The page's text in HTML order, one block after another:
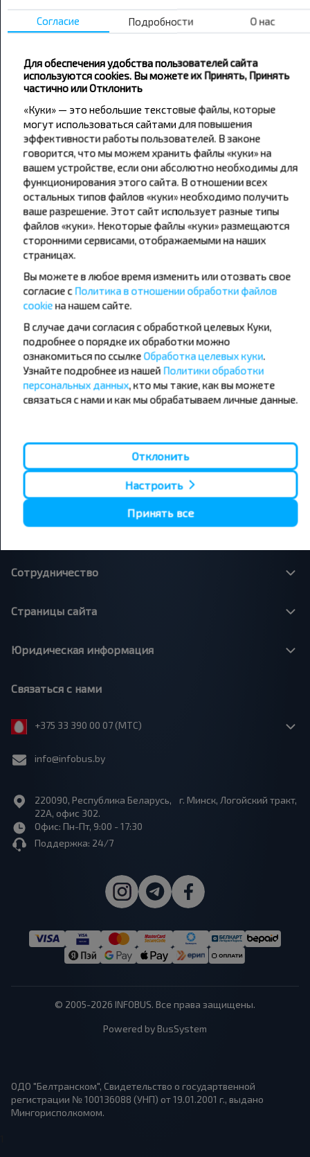
Не пропусти специальные акции, скидки и
другие интересные предложения INFOBUS.
путешествуй с нами дешевле!
Подписаться
Популярные автобусные
направления
Орша - Могилёв
Минск - Несвиж
Минск - Могилёв
Минск - Пинск
Минск - Брест
Минск - Гомель
Минск - Бобруйск
Минск - Барановичи
Брест - Тересполь
Брест - Беловежская Пуща
Брест - Минск
Варшава - Минск
Санкт-Петербург - Минск
Минск - Вильнюс
Минск - Москва
Москва - Барановичи
Сотрудничество
Страницы сайта
Юридическая информация
Связаться с нами
+375 33 390 00 07 (МТС)
info@infobus.by
220090, Республика Беларусь, г. Минск, Логойский тракт,
22А, офис 302.
Офис: Пн-Пт, 9:00 - 17:30
Поддержка: 24/7
© 2005-2026 INFOBUS. Все права защищены.
Powered by BusSystem
ОДО "Белтранском", Свидетельство о государтвенной
регистрации № 100136088 (УНП) от 19.01.2001 г., выдано
Мингорисполкомом.
Согласие Подробности О нас
Для обеспечения удобства пользователей сайта
используются cookies. Вы можете их Принять, Принять
частично или Отклонить
«Куки» — это небольшие текстовые файлы, которые
могут использоваться сайтами для повышения
эффективности работы пользователей. В законе
говорится, что мы можем хранить файлы «куки» на
вашем устройстве, если они абсолютно необходимы для
функционирования этого сайта. В отношении всех
остальных типов файлов «куки» необходимо получить
ваше разрешение. Этот сайт использует разные типы
файлов «куки». Некоторые файлы «куки» размещаются
сторонними сервисами, отображаемыми на наших
страницах.
Вы можете в любое время изменить или отозвать свое
согласие сПолитика в отношении обработки файлов
cookieна нашем сайте.
В случае дачи согласия с обработкой целевых Куки,
подробнее о порядке их обработки можно
ознакомиться по ссылкеОбработка целевых куки.
Узнайте подробнее из нашей Политики обработки
персональных данных, кто мы такие, как вы можете
связаться с нами и как мы обрабатываем личные данные.
Отклонить
Настроить
Принять все